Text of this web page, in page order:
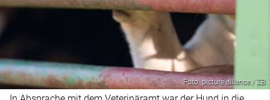
Foto: picture alliance / ZB